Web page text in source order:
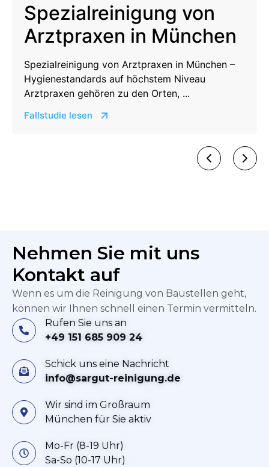
Spezialreinigung von
Arztpraxen in München
Spezialreinigung von Arztpraxen in München –
Hygienestandards auf höchstem Niveau
Arztpraxen gehören zu den Orten, ...
Fallstudie lesen
Nehmen Sie mit uns
Kontakt auf
Wenn es um die Reinigung von Baustellen geht,
können wir Ihnen schnell einen Termin vermitteln.
Rufen Sie uns an
+49 151 685 909 24
Schick uns eine Nachricht
info@sargut-reinigung.de
Wir sind im Großraum
München für Sie aktiv
Mo-Fr (8-19 Uhr)
Sa-So (10-17 Uhr)